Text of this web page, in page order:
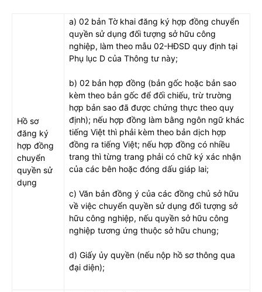
Hồ sơ
đăng ký
hợp đồng
chuyển
quyền sử
dụng
a) 02 bản Tờ khai đăng ký hợp đồng chuyển
quyền sử dụng đối tượng sở hữu công
nghiệp, làm theo mẫu 02-HĐSD quy định tại
Phụ lục D của Thông tư này;
b) 02 bản hợp đồng (bản gốc hoặc bản sao
kèm theo bản gốc để đối chiếu, trừ trường
hợp bản sao đã được chứng thực theo quy
định); nếu hợp đồng làm bằng ngôn ngữ khác
tiếng Việt thì phải kèm theo bản dịch hợp
đồng ra tiếng Việt; nếu hợp đồng có nhiều
trang thì từng trang phải có chữ ký xác nhận
của các bên hoặc đóng dấu giáp lai;
c) Văn bản đồng ý của các đồng chủ sở hữu
về việc chuyển quyền sử dụng đối tượng sở
hữu công nghiệp, nếu quyền sở hữu công
nghiệp tương ứng thuộc sở hữu chung;
d) Giấy ủy quyền (nếu nộp hồ sơ thông qua
đại diện);